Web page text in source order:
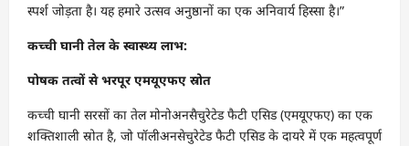
स्पर्श जोड़ता है। यह हमारे उत्सव अनुष्ठानों का एक अनिवार्य हिस्सा है।”
कच्ची घानी तेल के स्वास्थ्य लाभ:
पोषक तत्वों से भरपूर एमयूएफए स्रोत
कच्ची घानी सरसों का तेल मोनोअनसैचुरेटेड फैटी एसिड (एमयूएफए) का एक
शक्तिशाली स्रोत है, जो पॉलीअनसेचुरेटेड फैटी एसिड के दायरे में एक महत्वपूर्ण